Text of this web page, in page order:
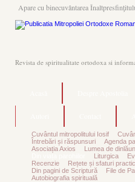
Apare cu binecuvântarea
Revista de spiritualitate ortodoxa si
Cuvântul mitropolitului Iosif
Întrebări și răspunsuri
Agenda
Asociația Axios
Lumea de
Liturgica
Recenzie
Rețete și sfaturi
Din pagini de Scriptură
File de
Autobiografia spirituală